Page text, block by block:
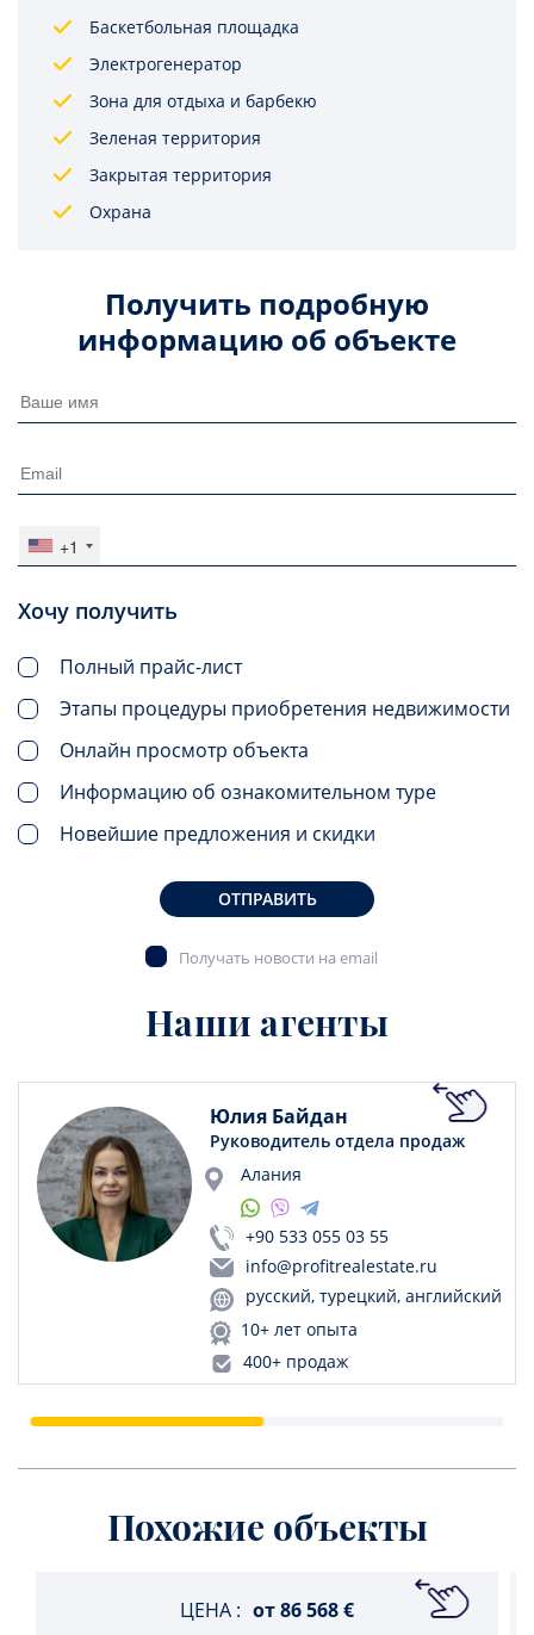
Баскетбольная площадка
Электрогенератор
Зона для отдыха и барбекю
Зеленая территория
Закрытая территория
Охрана
Получить подробную
информацию об объекте
+1
Хочу получить
Полный прайс-лист
Этапы процедуры приобретения недвижимости
Онлайн просмотр объекта
Информацию об ознакомительном туре
Новейшие предложения и скидки
ОТПРАВИТЬ
Получать новости на email
Наши агенты
Юлия Байдан
Руководитель отдела продаж
Алания
+90 533 055 03 55
info@profitrealestate.ru
русский, турецкий, английский
10+ лет опыта
400+ продаж
Похожие объекты
ЦЕНА : от86 568 €